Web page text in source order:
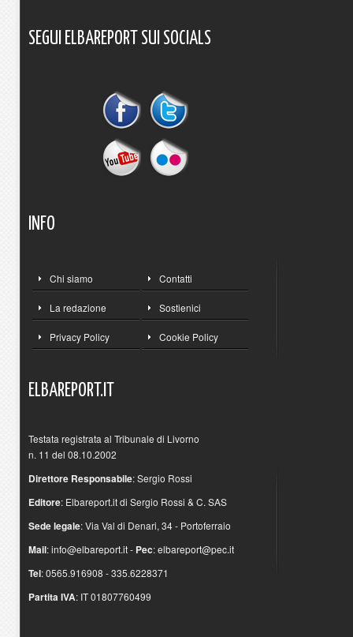
SEGUI ELBAREPORT SUI SOCIALS
INFO
Chi siamo Contatti
La redazione Sostienici
Privacy Policy Cookie Policy
ELBAREPORT.IT
Testata registrata al Tribunale di Livorno
n. 11 del 08.10.2002
Direttore Responsabile: Sergio Rossi
Editore: Elbareport.it di Sergio Rossi & C. SAS
Sede legale: Via Val di Denari, 34 - Portoferraio
Mail:info@elbareport.it- Pec:elbareport@pec.it
Tel: 0565.916908 - 335.6228371
Partita IVA: IT 01807760499